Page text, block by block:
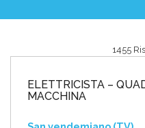
1455
ELETTRICISTA –
MACCHINA